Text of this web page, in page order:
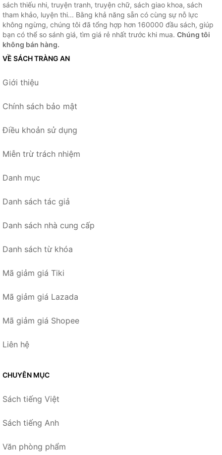
sách thiếu nhi, truyện tranh, truyện chữ, sách giao khoa, sách
tham khảo, luyện thi... Bằng khả năng sẵn có cùng sự nỗ lực
không ngừng, chúng tôi đã tổng hợp hơn 160000 đầu sách, giúp
bạn có thể so sánh giá, tìm giá rẻ nhất trước khi mua. Chúng tôi
không bán hàng.
VỀ SÁCH TRÀNG AN
Giới thiệu
Chính sách bảo mật
Điều khoản sử dụng
Miễn trừ trách nhiệm
Danh mục
Danh sách tác giả
Danh sách nhà cung cấp
Danh sách từ khóa
Mã giảm giá Tiki
Mã giảm giá Lazada
Mã giảm giá Shopee
Liên hệ
CHUYÊN MỤC
Sách tiếng Việt
Sách tiếng Anh
Văn phòng phẩm